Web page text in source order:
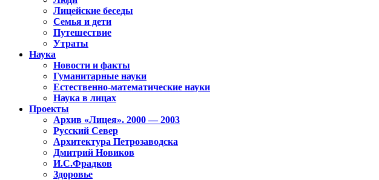
Лицейские беседы
Семья и дети
Путешествие
Утраты
Наука
Новости и факты
Гуманитарные науки
Естественно-математические науки
Наука в лицах
Проекты
Архив «Лицея». 2000 — 2003
Русский Север
Архитектура Петрозаводска
Дмитрий Новиков
И.С.Фрадков
Здоровье